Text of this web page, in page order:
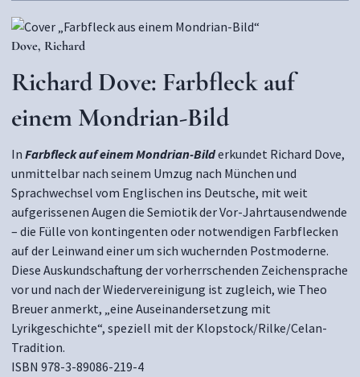
Dove, Richard
Richard Dove: Farbfleck auf
einem Mondrian-Bild
In Farbfleck auf einem Mondrian-Bilderkundet Richard Dove,
unmittelbar nach seinem Umzug nach München und
Sprachwechsel vom Englischen ins Deutsche, mit weit
aufgerissenen Augen die Semiotik der Vor-Jahrtausendwende
– die Fülle von kontingenten oder notwendigen Farbflecken
auf der Leinwand einer um sich wuchernden Postmoderne.
Diese Auskundschaftung der vorherrschenden Zeichensprache
vor und nach der Wiedervereinigung ist zugleich, wie Theo
Breuer anmerkt, „eine Auseinandersetzung mit
Lyrikgeschichte“, speziell mit der Klopstock/Rilke/Celan-
Tradition.
ISBN 978-3-89086-219-4